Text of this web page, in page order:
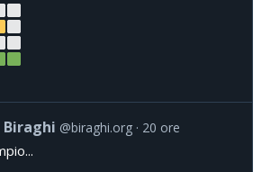
@biraghi.org 20 ore